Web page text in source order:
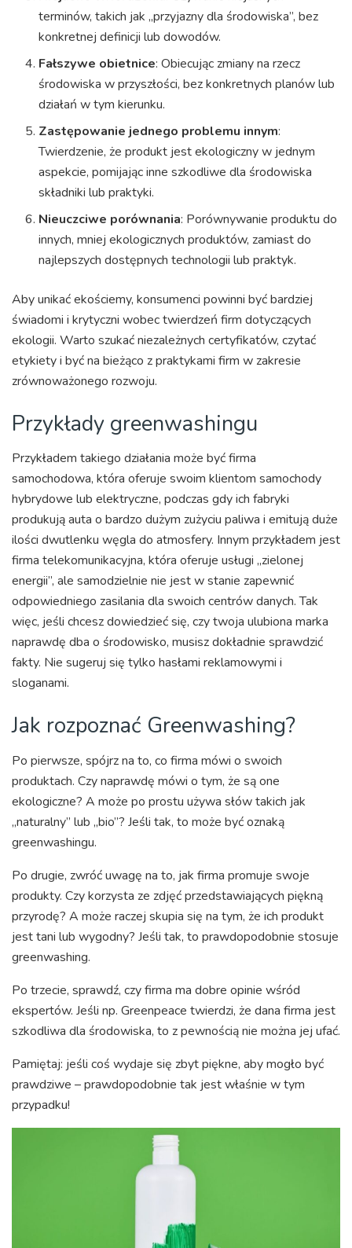
terminów, takich jak „przyjazny dla środowiska”, bez
konkretnej definicji lub dowodów.
Fałszywe obietnice: Obiecując zmiany na rzecz
środowiska w przyszłości, bez konkretnych planów lub
działań w tym kierunku.
Zastępowanie jednego problemu innym:
Twierdzenie, że produkt jest ekologiczny w jednym
aspekcie, pomijając inne szkodliwe dla środowiska
składniki lub praktyki.
Nieuczciwe porównania: Porównywanie produktu do
innych, mniej ekologicznych produktów, zamiast do
najlepszych dostępnych technologii lub praktyk.
Aby unikać ekościemy, konsumenci powinni być bardziej
świadomi i krytyczni wobec twierdzeń firm dotyczących
ekologii. Warto szukać niezależnych certyfikatów, czytać
etykiety i być na bieżąco z praktykami firm w zakresie
zrównoważonego rozwoju.
Przykłady greenwashingu
Przykładem takiego działania może być firma
samochodowa, która oferuje swoim klientom samochody
hybrydowe lub elektryczne, podczas gdy ich fabryki
produkują auta o bardzo dużym zużyciu paliwa i emitują duże
ilości dwutlenku węgla do atmosfery. Innym przykładem jest
firma telekomunikacyjna, która oferuje usługi „zielonej
energii”, ale samodzielnie nie jest w stanie zapewnić
odpowiedniego zasilania dla swoich centrów danych. Tak
więc, jeśli chcesz dowiedzieć się, czy twoja ulubiona marka
naprawdę dba o środowisko, musisz dokładnie sprawdzić
fakty. Nie sugeruj się tylko hasłami reklamowymi i
sloganami.
Jak rozpoznać Greenwashing?
Po pierwsze, spójrz na to, co firma mówi o swoich
produktach. Czy naprawdę mówi o tym, że są one
ekologiczne? A może po prostu używa słów takich jak
„naturalny” lub „bio”? Jeśli tak, to może być oznaką
greenwashingu.
Po drugie, zwróć uwagę na to, jak firma promuje swoje
produkty. Czy korzysta ze zdjęć przedstawiających piękną
przyrodę? A może raczej skupia się na tym, że ich produkt
jest tani lub wygodny? Jeśli tak, to prawdopodobnie stosuje
greenwashing.
Po trzecie, sprawdź, czy firma ma dobre opinie wśród
ekspertów. Jeśli np. Greenpeace twierdzi, że dana firma jest
szkodliwa dla środowiska, to z pewnością nie można jej ufać.
Pamiętaj: jeśli coś wydaje się zbyt piękne, aby mogło być
prawdziwe – prawdopodobnie tak jest właśnie w tym
przypadku!